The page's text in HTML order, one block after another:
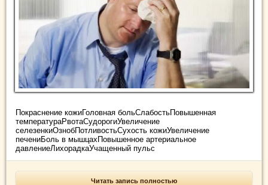
Покраснение кожиГоловная больСлабостьПовышенная
температураРвотаСудорогиУвеличение
селезенкиОзнобПотливостьСухость кожиУвеличение
печениБоль в мышцахПовышенное артериальное
давлениеЛихорадкаУчащенный пульс
Читать запись полностью